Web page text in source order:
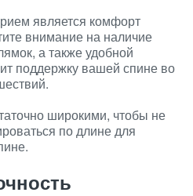
является комфорт
внимание на наличие
а также удобной
поддержку вашей спине во
широкими, чтобы не
по длине для